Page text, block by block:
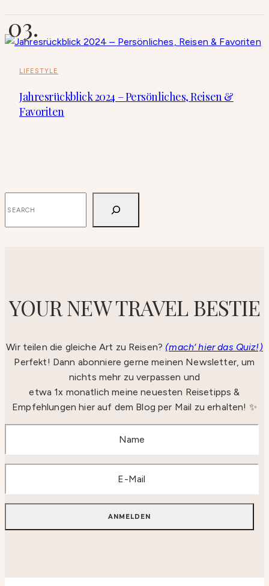
LIFESTYLE
Jahresrückblick 2024 – Persönliches, Reisen &
Favoriten
YOUR NEW TRAVEL BESTIE
Wir teilen die gleiche Art zu Reisen? (mach‘ hier das Quiz!)
Perfekt! Dann abonniere gerne meinen Newsletter, um
nichts mehr zu verpassen und
etwa 1x monatlich meine neuesten Reisetipps &
Empfehlungen hier auf dem Blog per Mail zu erhalten! ✨